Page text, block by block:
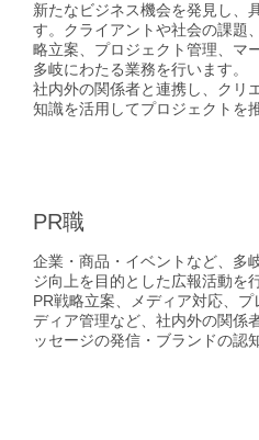
新たなビジネス機会を発見し、
す。クライアントや社会の課題
略立案、プロジェクト管理、マ
多岐にわたる業務を行います。
社内外の関係者と連携し、クリ
知識を活用してプロジェクトを
PR職
企業・商品・イベントなど、多
ジ向上を目的とした広報活動を
PR戦略立案、メディア対応、
ディア管理など、社内外の関係
ッセージの発信・ブランドの認